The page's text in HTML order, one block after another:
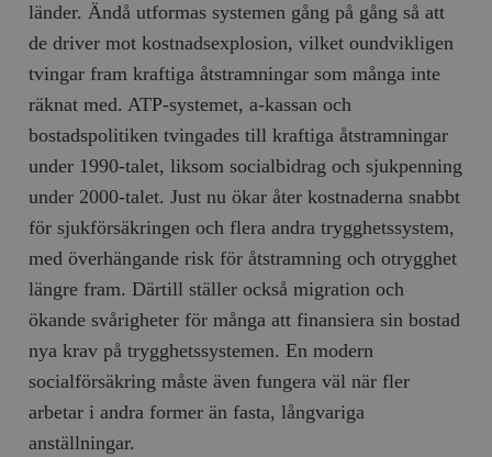
länder. Ändå utformas systemen gång på gång så att
de driver mot kostnadsexplosion, vilket oundvikligen
tvingar fram kraftiga åtstramningar som många inte
räknat med. ATP-systemet, a-kassan och
bostadspolitiken tvingades till kraftiga åtstramningar
under 1990-talet, liksom socialbidrag och sjukpenning
under 2000-talet. Just nu ökar åter kostnaderna snabbt
för sjukförsäkringen och flera andra trygghetssystem,
med överhängande risk för åtstramning och otrygghet
längre fram. Därtill ställer också migration och
ökande svårigheter för många att finansiera sin bostad
nya krav på trygghetssystemen. En modern
socialförsäkring måste även fungera väl när fler
arbetar i andra former än fasta, långvariga
anställningar.